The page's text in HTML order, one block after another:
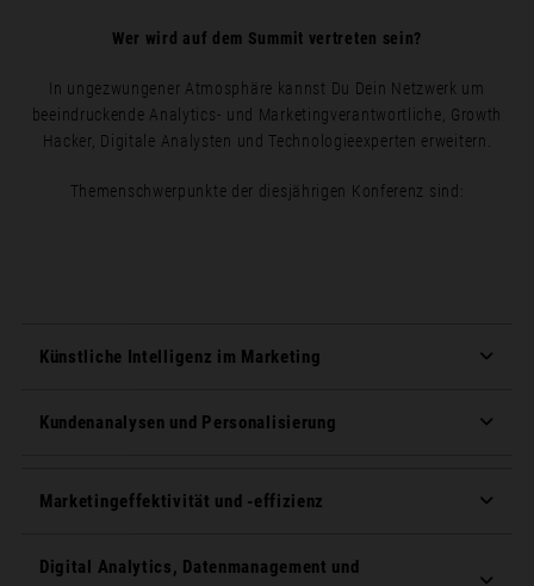
Wer wird auf dem Summit vertreten sein?
In ungezwungener Atmosphäre kannst Du Dein Netzwerk um
beeindruckende Analytics- und Marketingverantwortliche, Growth
Hacker, Digitale Analysten und Technologieexperten erweitern.
Themenschwerpunkte der diesjährigen Konferenz sind:
Künstliche Intelligenz im Marketing
Kundenanalysen und Personalisierung
Marketingeffektivität und -effizienz
Digital Analytics, Datenmanagement und